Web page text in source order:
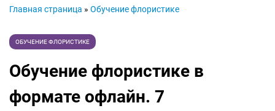
Главная страница » Обучение флористике
ОБУЧЕНИЕ ФЛОРИСТИКЕ
Обучение флористике в
формате офлайн. 7